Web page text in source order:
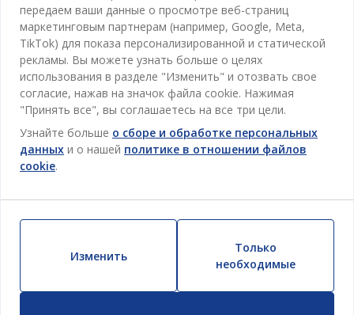
Гостиная
Столовая
Хранение
Шторы
Для Сада
Товары для дома
Акции
Пользовательское соглашение
Гарантия цены
Гарантия на продукт
Политика конфиденциальности
Скидочная карта
Преимущества для клиентов
Жалобы
Про JYSK
JYSK.com
Пресса
Вакансии
Новостная рассылка
Вдохновение
Полезные ссылки
Устойчивое развитие
ОФИС
TAROL-DD S.R.L. ул.Юбилейная, 41A мун. Кишинёв,
Республика Молдова
JYSK BUSINESS TO BUSINESS (B2B)
Продажи и работа с юридическими лицами
Телефон: 060 531 531
E-mail: jysk@jysk.md
JYSK ОБСЛУЖИВАНИЕ КЛИЕНТОВ
Контактный центр для клиентов
Телефон: 022 022 030
Следите за Jysk
передаем ваши данные о просмотре веб-страниц
маркетинговым партнерам (например, Google, Meta,
TikTok) для показа персонализированной и статической
рекламы. Вы можете узнать больше о целях
использования в разделе "Изменить" и отозвать свое
согласие, нажав на значок файла cookie. Нажимая
"Принять все", вы соглашаетесь на все три цели.
Узнайте больше о сборе и обработке персональных
данных и о нашей политике в отношении файлов
cookie.
Изменить
Только
необходимые